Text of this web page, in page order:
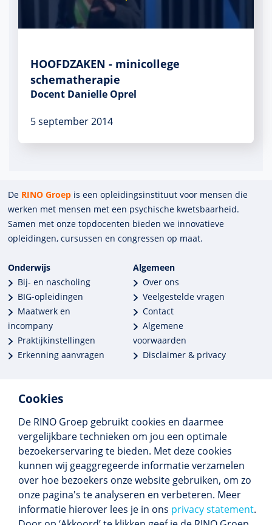
Cookies
De RINO Groep gebruikt cookies en daarmee
vergelijkbare technieken om jou een optimale
bezoekerservaring te bieden. Met deze cookies
kunnen wij geaggregeerde informatie verzamelen
over hoe bezoekers onze website gebruiken, om zo
onze pagina's te analyseren en verbeteren. Meer
informatie hierover lees je in ons privacy statement.
HOOFDZAKEN - minicollege
schematherapie
Docent Danielle Oprel
5 september 2014
De RINO Groep is een opleidings­insti­tuut voor mensen die
werken met mensen met een psychische kwets­baar­heid.
Samen met onze top­docenten bieden we innova­tieve
opleidingen, cursussen en congres­sen op maat.
Onderwijs
Bij- en nascholing
BIG-opleidingen
Maatwerk en
incompany
Praktijkinstellingen
Erkenning aanvragen
Algemeen
Over ons
Veelgestelde vragen
Contact
Algemene
voorwaarden
Disclaimer & privacy
Meer dan 250 opleidingen
Alle BIG-opleidingen in huis
Cedeo-erkend en CRKBO-geregistreerd
Gemiddelde beoordeling 8,4